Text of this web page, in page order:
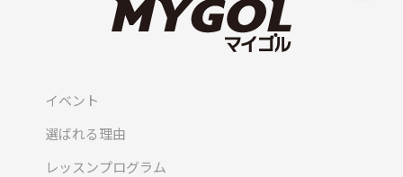
イベント
選ばれる理由
レッスンプログラム